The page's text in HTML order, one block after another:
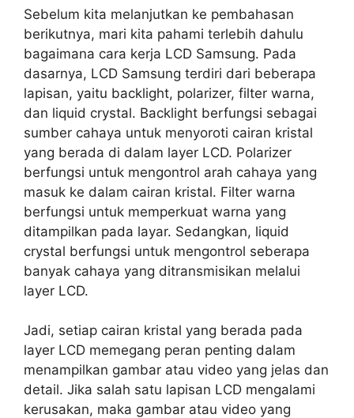
Sebelum kita melanjutkan ke pembahasan
berikutnya, mari kita pahami terlebih dahulu
bagaimana cara kerja LCD Samsung. Pada
dasarnya, LCD Samsung terdiri dari beberapa
lapisan, yaitu backlight, polarizer, filter warna,
dan liquid crystal. Backlight berfungsi sebagai
sumber cahaya untuk menyoroti cairan kristal
yang berada di dalam layer LCD. Polarizer
berfungsi untuk mengontrol arah cahaya yang
masuk ke dalam cairan kristal. Filter warna
berfungsi untuk memperkuat warna yang
ditampilkan pada layar. Sedangkan, liquid
crystal berfungsi untuk mengontrol seberapa
banyak cahaya yang ditransmisikan melalui
layer LCD.
Jadi, setiap cairan kristal yang berada pada
layer LCD memegang peran penting dalam
menampilkan gambar atau video yang jelas dan
detail. Jika salah satu lapisan LCD mengalami
kerusakan, maka gambar atau video yang